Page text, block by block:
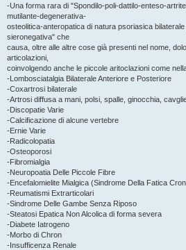
-Una forma rara di "Spondilo-poli-dattilo-enteso-
mutilante-degenerativa-
osteolitica-anteropatica di natura psoriasica
sieronegativa" che
causa, oltre alle altre cose già presenti nel nome,
articolazioni,
coinvolgendo anche le piccole aritoclazioni come
-Lombosciatalgia Bilaterale Anteriore e Posteriore
-Coxartrosi bilaterale
-Artrosi diffusa a mani, polsi, spalle, ginocchia,
-Discopatie Varie
-Calcificazione di alcune vertebre
-Ernie Varie
-Radicolopatia
-Osteoporosi
-Fibromialgia
-Neuropoatia Delle Piccole Fibre
-Encefalomielite Mialgica (Sindrome Della Fatica
-Reumatismi Extrarticolari
-Sindrome Delle Gambe Senza Riposo
-Steatosi Epatica Non Alcolica di forma severa
-Diabete Iatrogeno
-Morbo di Chron
-Insufficenza Renale